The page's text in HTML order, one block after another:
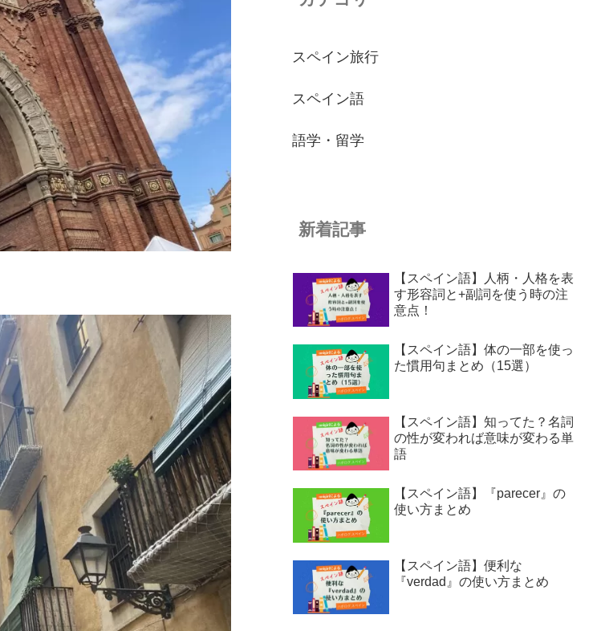
スペイン旅行
スペイン語
語学・留学
新着記事
【スペイン語】人柄・人格を表
す形容詞と+副詞を使う時の注
意点！
【スペイン語】体の一部を使っ
た慣用句まとめ（15選）
【スペイン語】知ってた？名詞
の性が変われば意味が変わる単
語
【スペイン語】『parecer』の
使い方まとめ
【スペイン語】便利な
『verdad』の使い方まとめ